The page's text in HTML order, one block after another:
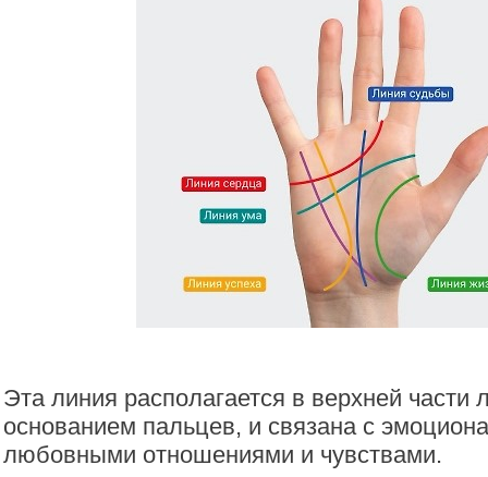
Эта линия располагается в верхней части
основанием пальцев, и связана с
любовными отношениями и чувствами.